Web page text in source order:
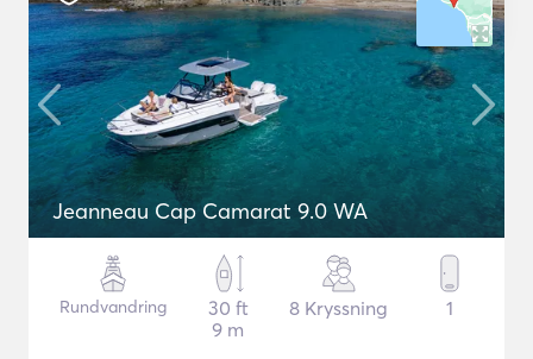
Jeanneau Cap Camarat 9.0 WA
Rundvandring
30 ft
9 m
8 Kryssning 1